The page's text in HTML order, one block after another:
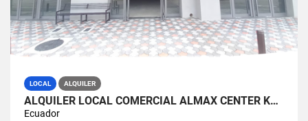
LOCAL ALQUILER
ALQUILER LOCAL COMERCIAL ALMAX CENTER KM 14.5 VIA A SAMBO (SYLMIR)
Ecuador